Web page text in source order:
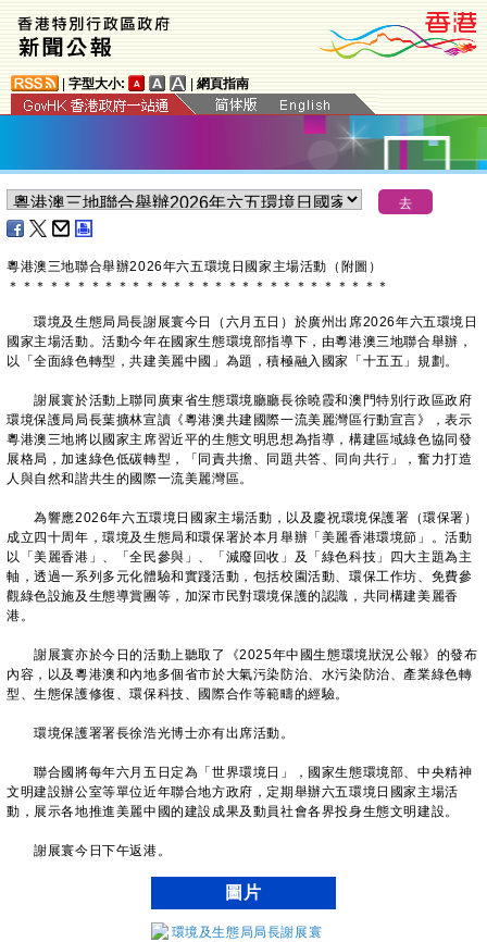
字型大小: 網頁指南
粵港澳三地聯合舉辦2026年六五環境日國家主場活動（附圖）
＊ ＊ ＊ ＊ ＊ ＊ ＊ ＊ ＊ ＊ ＊ ＊ ＊ ＊ ＊ ＊ ＊ ＊ ＊ ＊ ＊ ＊ ＊ ＊ ＊ ＊ ＊ ＊
​ 環境及生態局局長謝展寰今日（六月五日）於廣州出席2026年六五環境日
國家主場活動。活動今年在國家生態環境部指導下，由粵港澳三地聯合舉辦，
以「全面綠色轉型，共建美麗中國」為題，積極融入國家「十五五」規劃。
謝展寰於活動上聯同廣東省生態環境廳廳長徐曉霞和澳門特別行政區政府
環境保護局局長葉擴林宣讀《粵港澳共建國際一流美麗灣區行動宣言》，表示
粵港澳三地將以國家主席習近平的生態文明思想為指導，構建區域綠色協同發
展格局，加速綠色低碳轉型，「同責共擔、同題共答、同向共行」，奮力打造
人與自然和諧共生的國際一流美麗灣區。
為響應2026年六五環境日國家主場活動，以及慶祝環境保護署（環保署）
成立四十周年，環境及生態局和環保署於本月舉辦「美麗香港環境節」。活動
以「美麗香港」、「全民參與」、「減廢回收」及「綠色科技」四大主題為主
軸，透過一系列多元化體驗和實踐活動，包括校園活動、環保工作坊、免費參
觀綠色設施及生態導賞團等，加深市民對環境保護的認識，共同構建美麗香
港。
謝展寰亦於今日的活動上聽取了《2025年中國生態環境狀況公報》的發布
內容，以及粵港澳和內地多個省市於大氣污染防治、水污染防治、產業綠色轉
型、生態保護修復、環保科技、國際合作等範疇的經驗。
環境保護署署長徐浩光博士亦有出席活動。
聯合國將每年六月五日定為「世界環境日」，國家生態環境部、中央精神
文明建設辦公室等單位近年聯合地方政府，定期舉辦六五環境日國家主場活
動，展示各地推進美麗中國的建設成果及動員社會各界投身生態文明建設。
謝展寰今日下午返港。
圖片